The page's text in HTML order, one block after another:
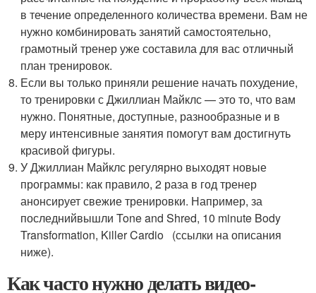
в течение определенного количества времени. Вам не
нужно комбинировать занятий самостоятельно,
грамотный тренер уже составила для вас отличный
план тренировок.
Если вы только приняли решение начать похудение,
то тренировки с Джиллиан Майклс — это то, что вам
нужно. Понятные, доступные, разнообразные и в
меру интенсивные занятия помогут вам достигнуть
красивой фигуры.
У Джиллиан Майклс регулярно выходят новые
программы: как правило, 2 раза в год тренер
анонсирует свежие тренировки. Например, за
последнийвышли Tone and Shred, 10 minute Body
Transformation, Killer Cardio (ссылки на описания
ниже).
Как часто нужно делать видео-